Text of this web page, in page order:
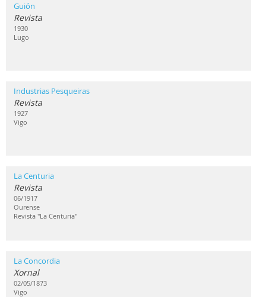
Guión
Revista
1930
Lugo
Industrias Pesqueiras
Revista
1927
Vigo
La Centuria
Revista
06/1917
Ourense
Revista "La Centuria"
La Concordia
Xornal
02/05/1873
Vigo